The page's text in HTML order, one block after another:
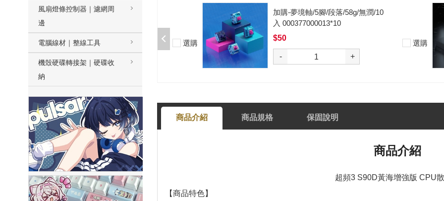
風扇燈條控制器｜濾網周
邊
電腦線材｜整線工具
機殼硬碟轉接架｜硬碟收
納
加購-夢境軸/5腳/段落/58g/無潤/10
入 000377000013*10
$50
選購
加購-黑武士軸V2/5腳/段落/62g/無
潤/10入 000377000012*10
$50
- +
選購
商品介紹 商品規格 保固說明
商品介紹
超頻3 S90D黃海增強版 CPU
【商品特色】